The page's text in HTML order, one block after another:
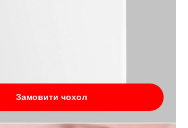
Замовити чохол